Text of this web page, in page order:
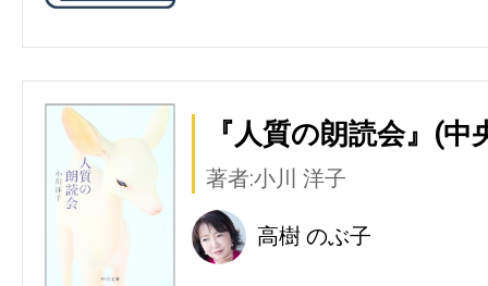
『人質の朗読会』(中
著者:小川 洋子
高樹 のぶ子